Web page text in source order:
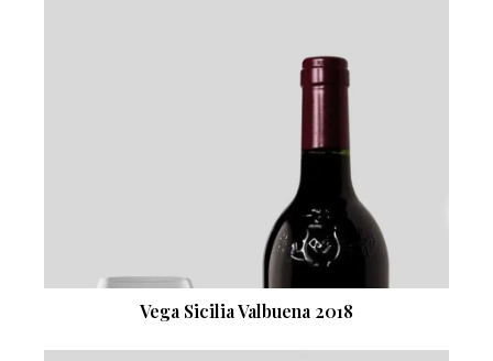
Vega Sicilia Valbuena 2018